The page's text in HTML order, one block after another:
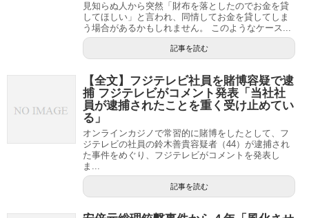
見知らぬ人から突然「財布を落としたのでお金を貸
してほしい」と言われ、同情してお金を貸してしま
う場合があるかもしれません。 このようなケース...
記事を読む
【全文】フジテレビ社員を賭博容疑で逮
捕 フジテレビがコメント発表「当社社
員が逮捕されたことを重く受け止めてい
る」
オンラインカジノで常習的に賭博をしたとして、フ
ジテレビの社員の鈴木善貴容疑者（44）が逮捕され
た事件をめぐり、フジテレビがコメントを発表し
ま...
記事を読む